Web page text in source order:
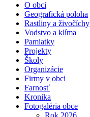
O obci
Geografická poloha
Rastliny a živočíchy
Vodstvo a klíma
Pamiatky
Projekty
Školy
Organizácie
Firmy v obci
Farnosť
Kronika
Fotogaléria obce